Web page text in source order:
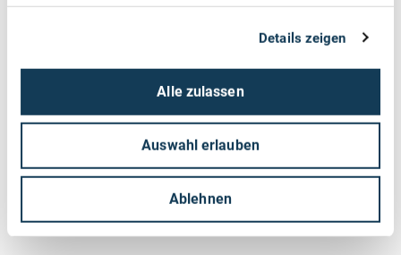
Details zeigen
Alle zulassen
Auswahl erlauben
Ablehnen
Nettogrundfläche Ihres Nichtwohngebäudes:
bis 150 m² / 30.000 Euro pauschal